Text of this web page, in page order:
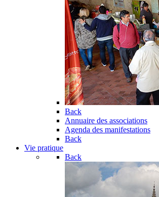
Back
Annuaire des associations
Agenda des manifestations
Back
Vie pratique
Back